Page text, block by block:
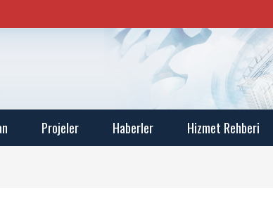
Projeler Haberler Hizmet Rehberi